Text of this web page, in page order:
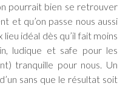
pourrait bien se retrouver
et qu’on passe nous aussi
idéal dès qu’il fait moins
ludique et safe pour les
tranquille pour nous. Un
sans que le résultat soit